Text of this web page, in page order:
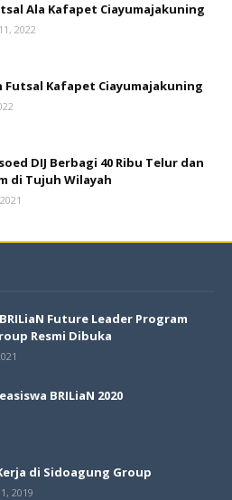
Ala Kafapet Ciayumajakuning
2022
Futsal Kafapet Ciayumajakuning
DIJ Berbagi 40 Ribu Telur dan
di Tujuh Wilayah
Future Leader Program
Resmi Dibuka
BRILiaN 2020
di Sidoagung Group
2019